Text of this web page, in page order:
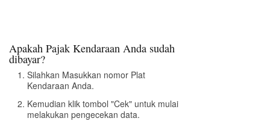
Apakah Pajak Kendaraan Anda sudah
dibayar?
Silahkan Masukkan nomor Plat
Kendaraan Anda.
Kemudian klik tombol "Cek" untuk mulai
melakukan pengecekan data.